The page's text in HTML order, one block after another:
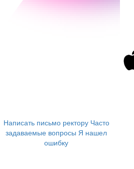
Написать письмо ректору Часто
задаваемые вопросы Я нашел
ошибку